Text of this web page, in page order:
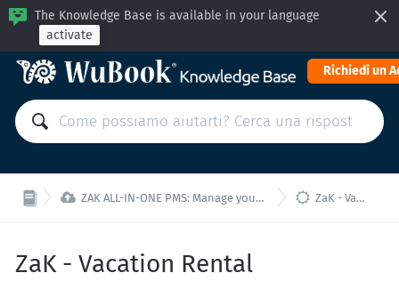
The Knowledge Base is available in your language
activate
Richiedi un
 ZAK ALL-IN-ONE PMS: Manage your property from a single interface!  ZaK - Vacation Rental
ZaK - Vacation Rental